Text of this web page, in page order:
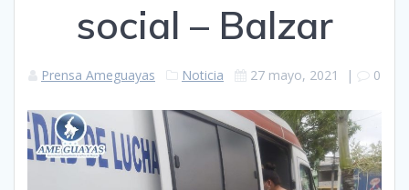
social – Balzar
Prensa Ameguayas Noticia 27 mayo, 2021 | 0